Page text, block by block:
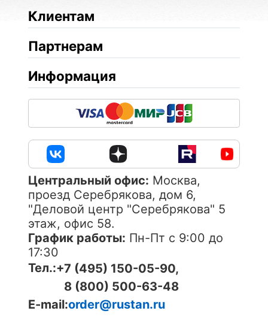
Клиентам
Партнерам
Информация
Центральный офис: Москва,
проезд Серебрякова, дом 6,
"Деловой центр "Серебрякова" 5
этаж, офис 58.
График работы: Пн-Пт с 9:00 до
17:30
Тел.:+7 (495) 150-05-90,
8 (800) 500-63-48
E-mail:order@rustan.ru